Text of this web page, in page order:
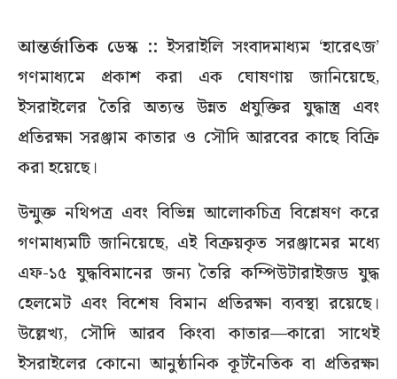
আন্তর্জাতিক ডেস্ক :: ইসরাইলি সংবাদমাধ্যম ‘হারেৎজ’
গণমাধ্যমে প্রকাশ করা এক ঘোষণায় জানিয়েছে,
ইসরাইলের তৈরি অত্যন্ত উন্নত প্রযুক্তির যুদ্ধাস্ত্র এবং
প্রতিরক্ষা সরঞ্জাম কাতার ও সৌদি আরবের কাছে বিক্রি
করা হয়েছে।
উন্মুক্ত নথিপত্র এবং বিভিন্ন আলোকচিত্র বিশ্লেষণ করে
গণমাধ্যমটি জানিয়েছে, এই বিক্রয়কৃত সরঞ্জামের মধ্যে
এফ-১৫ যুদ্ধবিমানের জন্য তৈরি কম্পিউটারাইজড যুদ্ধ
হেলমেট এবং বিশেষ বিমান প্রতিরক্ষা ব্যবস্থা রয়েছে।
উল্লেখ্য, সৌদি আরব কিংবা কাতার—কারো সাথেই
ইসরাইলের কোনো আনুষ্ঠানিক কূটনৈতিক বা প্রতিরক্ষা